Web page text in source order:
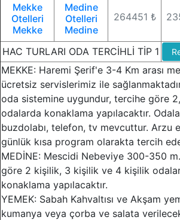
Mekke
Otelleri
Mekke
Medine
Otelleri
Medine
264451 ₺
HAC TURLARI ODA TERCİHLİ TİP 1
MEKKE: Haremi Şerif'e 3-4 Km arası
ücretsiz servislerimiz ile
oda sistemine uygundur, tercihe göre
odalarda konaklama yapılacaktır.
buzdolabı, telefon, tv mevcuttur. Arzu
günlük kısa program olarakta tercih
MEDİNE: Mescidi Nebeviye 300-350
göre 2 kişilik, 3 kişilik ve 4 kişilik
konaklama yapılacaktır.
YEMEK: Sabah Kahvaltısı ve Akşam
kumanya veya çorba ve salata